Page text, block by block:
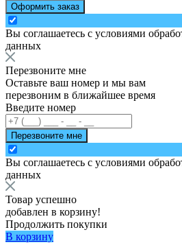
Оформить заказ
Вы соглашаетесь с условиями
данных
Перезвоните мне
Оставьте ваш номер и мы вам
перезвоним в ближайшее время
Введите номер
Перезвоните мне
Вы соглашаетесь с условиями
данных
Товар успешно
добавлен в корзину!
Продолжить покупки
В корзину